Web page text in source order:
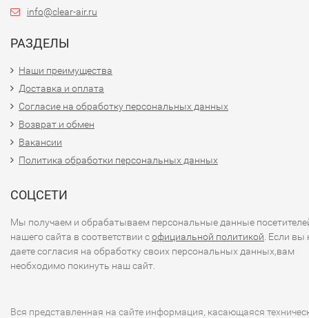
info@clear-air.ru
РАЗДЕЛЫ
Наши преимущества
Доставка и оплата
Согласие на обработку персональных данных
Возврат и обмен
Вакансии
Политика обработки персональных данных
СОЦСЕТИ
Мы получаем и обрабатываем персональные данные
нашего сайта в соответствии софициальной политикой . Если вы
даете согласия на обработку своих персональных данных,вам
необходимо покинуть наш сайт.
Вся представленная на сайте информация, касающаяся